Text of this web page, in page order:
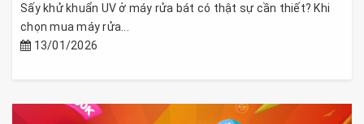
Sấy khử khuẩn UV ở máy rửa bát có thật sự cần thiết? Khi
chọn mua máy rửa...
13/01/2026